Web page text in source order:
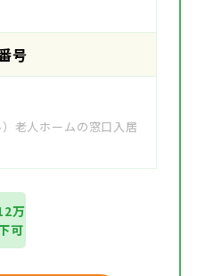
号
老人ホームの窓口入居
万
可